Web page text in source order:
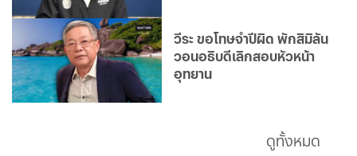
วีระ ขอโทษจำปีผิด พักสิมิลัน
วอนอธิบดีเลิกสอบหัวหน้า
อุทยาน
ดูทั้งหมด